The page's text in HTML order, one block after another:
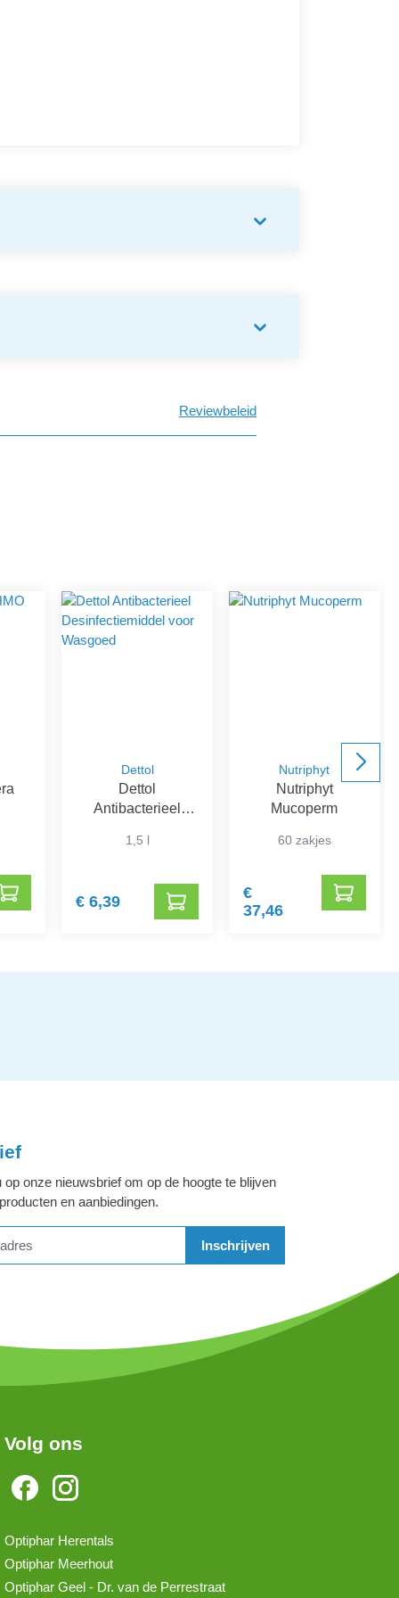
Reviewbeleid
Dettol
Dettol
Antibacterieel
voor Wasgoed
1,5 l
€ 6,39
Nutriphyt
Nutriphyt
Mucoperm
60 zakjes
€
37,46
op onze nieuwsbrief om op de hoogte te blijven
en aanbiedingen.
Inschrijven
Volg ons
Optiphar Herentals
Optiphar Meerhout
Optiphar Geel - Dr. van de Perrestraat